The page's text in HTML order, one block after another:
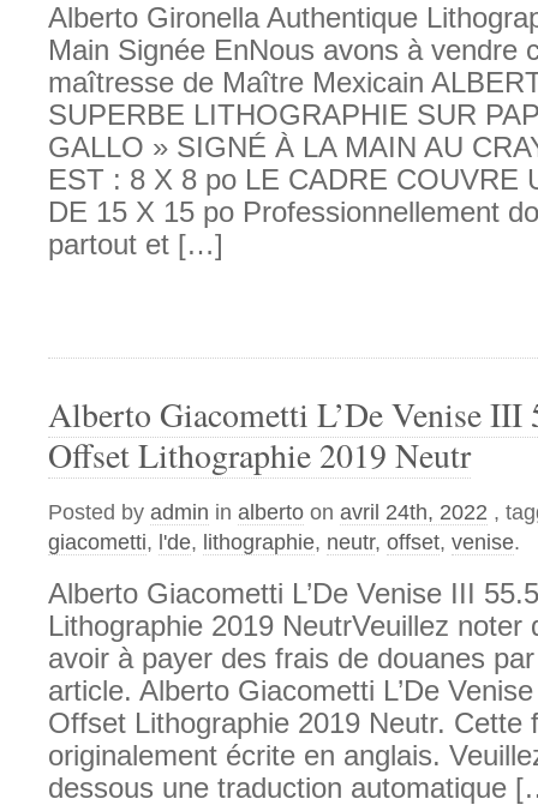
Alberto Gironella Authentique
Main Signée EnNous avons à vendre
maîtresse de Maître Mexicain
SUPERBE LITHOGRAPHIE SUR
GALLO » SIGNÉ À LA MAIN AU
EST : 8 X 8 po LE CADRE COUVRE
DE 15 X 15 po Professionnellement
partout et […]
Alberto Giacometti L’De Venise III
Offset Lithographie 2019 Neutr
Posted by admin in alberto on avril 24th, 2022 ,
giacometti, l'de, lithographie, neutr, offset, venise.
Alberto Giacometti L’De Venise III
Lithographie 2019 NeutrVeuillez noter
avoir à payer des frais de douanes
article. Alberto Giacometti L’De
Offset Lithographie 2019 Neutr. Cette
originalement écrite en anglais.
dessous une traduction automatique